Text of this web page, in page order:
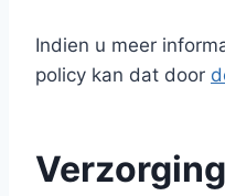
Indien u meer
policy kan dat door